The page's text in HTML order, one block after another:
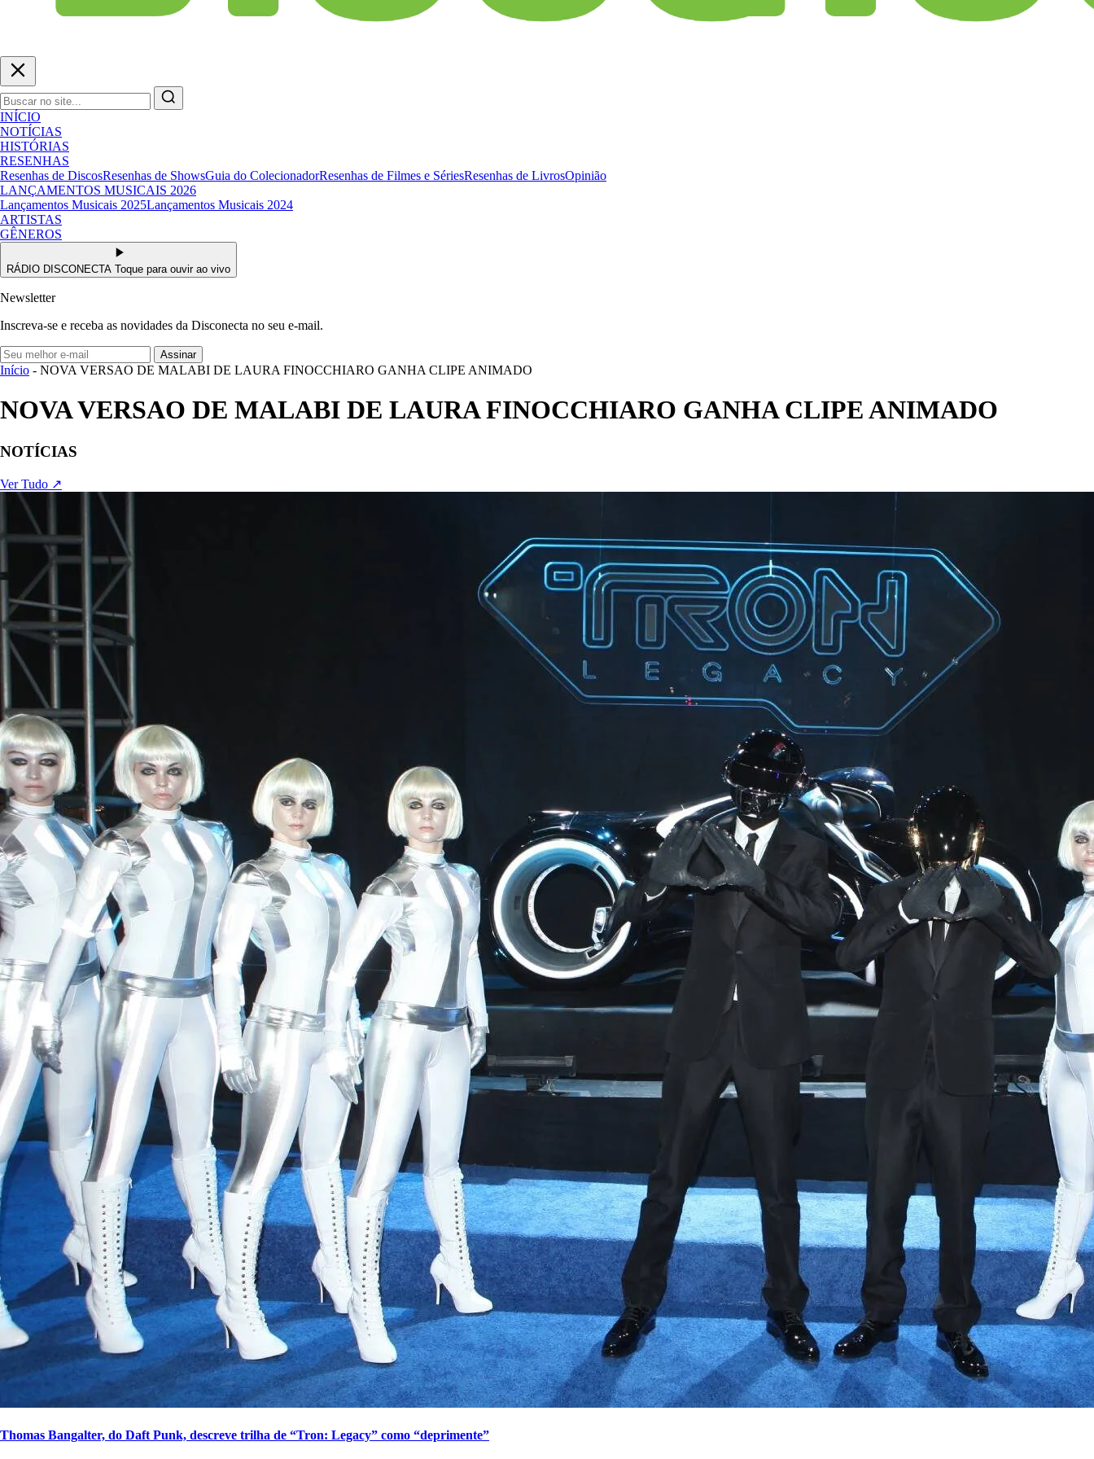
INÍCIO
NOTÍCIAS
HISTÓRIAS
RESENHAS
Resenhas de DiscosResenhas de ShowsGuia do ColecionadorResenhas de Filmes e SériesResenhas de LivrosOpinião
LANÇAMENTOS MUSICAIS 2026
Lançamentos Musicais 2025Lançamentos Musicais 2024
ARTISTAS
GÊNEROS
RÁDIO DISCONECTA Toque para ouvir ao vivo
Newsletter
Inscreva-se e receba as novidades da Disconecta no seu e-mail.
Assinar
Início - NOVA VERSAO DE MALABI DE LAURA FINOCCHIARO GANHA CLIPE ANIMADO
NOVA VERSAO DE MALABI DE LAURA FINOCCHIARO GANHA CLIPE ANIMADO
NOTÍCIAS
Ver Tudo ↗
Thomas Bangalter, do Daft Punk, descreve trilha de “Tron: Legacy” como “deprimente”